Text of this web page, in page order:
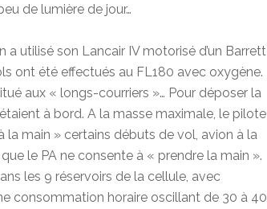
de lumière de jour…
utilisé son Lancair IV motorisé d’un Barrett
ont été effectués au FL180 avec oxygène.
aux « longs-courriers »… Pour déposer la
à bord. A la masse maximale, le pilote
main » certains débuts de vol, avion à la
le PA ne consente à « prendre la main ».
les 9 réservoirs de la cellule, avec
consommation horaire oscillant de 30 à 40